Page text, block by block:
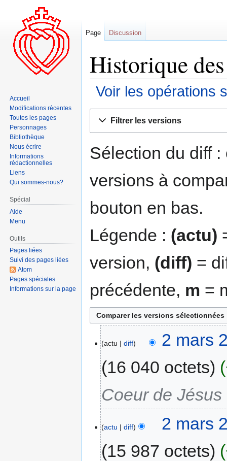
Historique
Voir les opérations
navigation
recherche
Filtrer les versions
Sélection du diff
versions à
bouton en bas.
Légende : (actu)
version, (diff) =
précédente, m =
actu diff
2 mars
16 040 octets
Coeur de Jésus
actu diff
2 mars
15 987 octets
Page Discussion
Accueil
Modifications récentes
Toutes les pages
Personnages
Bibliothèque
Nous écrire
Informations
rédactionnelles
Liens
Qui sommes-nous?
Spécial
Aide
Menu
Outils
Pages liées
Suivi des pages liées
Atom
Pages spéciales
Informations sur la page